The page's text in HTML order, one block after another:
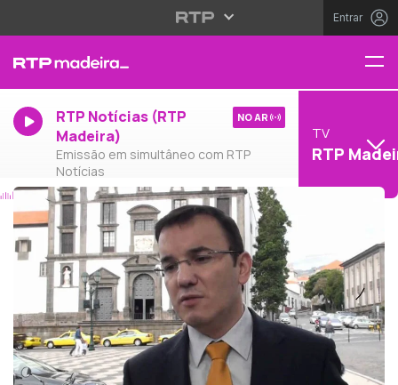
Entrar
RTP Notícias (RTP
Madeira)
Emissão em simultâneo com RTP
Notícias
NO AR
TV
RTP